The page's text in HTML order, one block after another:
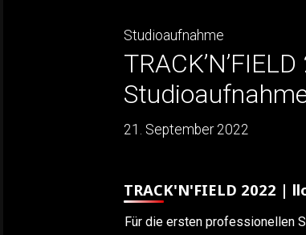
Studioaufnahme
21. September 2022
TRACK'N'FIELD 2022 |
Für die ersten professionellen